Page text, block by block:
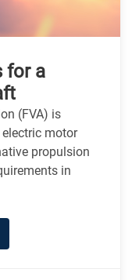
for a
(FVA) is
motor
propulsion
in